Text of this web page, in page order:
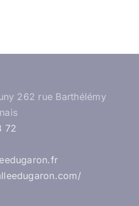
262 rue Barthélémy
72